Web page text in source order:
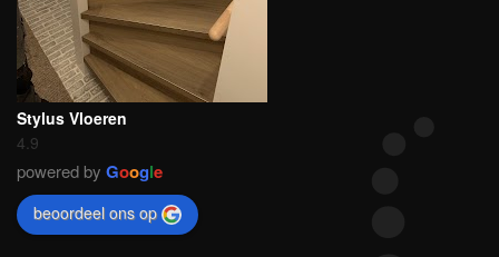
Stylus Vloeren
4.9
powered by Google
beoordeel ons op